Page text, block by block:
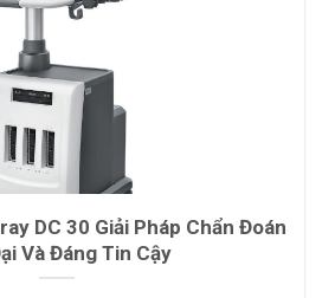
DC 30 Giải Pháp Chẩn Đoán
Và Đáng Tin Cậy